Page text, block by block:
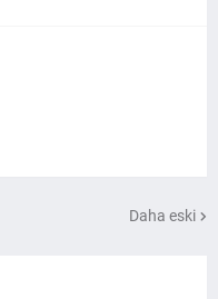
Daha eski